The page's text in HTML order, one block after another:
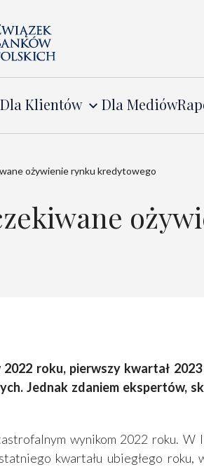
Dla Klientów Dla Mediów
ożywienie rynku kredytowego
roku, pierwszy kwartał
Jednak zdaniem ekspertów,
wynikom 2022 roku.
kwartału ubiegłego